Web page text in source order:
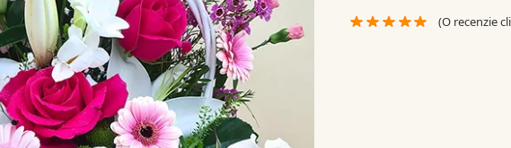
(O recenzie